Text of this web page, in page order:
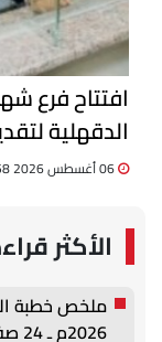
افتتاح فرع
الدقهلية
الأكثر
2026م ـ 24 صفر 1448هـ